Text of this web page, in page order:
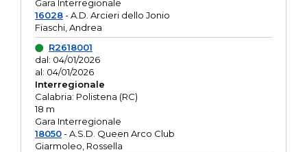
Gara Interregionale
16028- A.D. Arcieri dello Jonio
Fiaschi, Andrea
R2618001
dal: 04/01/2026
al: 04/01/2026
Interregionale
Calabria: Polistena (RC)
18 m
Gara Interregionale
18050- A.S.D. Queen Arco Club
Giarmoleo, Rossella